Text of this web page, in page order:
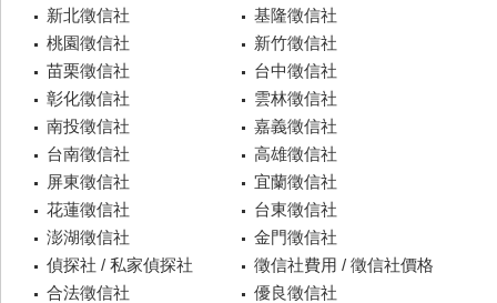
新北徵信社
基隆徵信社
桃園徵信社
新竹徵信社
苗栗徵信社
台中徵信社
彰化徵信社
雲林徵信社
南投徵信社
嘉義徵信社
台南徵信社
高雄徵信社
屏東徵信社
宜蘭徵信社
花蓮徵信社
台東徵信社
澎湖徵信社
金門徵信社
偵探社 / 私家偵探社
徵信社費用 / 徵信社價格
合法徵信社
優良徵信社